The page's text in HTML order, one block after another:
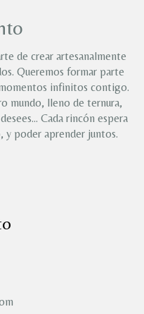
de crear artesanalmente
Queremos formar parte
infinitos contigo.
mundo, lleno de ternura,
Cada rincón espera
poder aprender juntos.